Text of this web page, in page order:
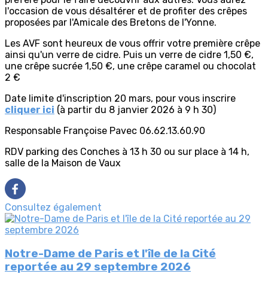
l'occasion de vous désaltérer et de profiter des crêpes
proposées par l'Amicale des Bretons de l'Yonne.
Les AVF sont heureux de vous offrir votre première crêpe
ainsi qu'un verre de cidre. Puis un verre de cidre 1,50 €,
une crêpe sucrée 1,50 €, une crêpe caramel ou chocolat
2 €
Date limite d'inscription 20 mars, pour vous inscrire
cliquer ici (à partir du 8 janvier 2026 à 9 h 30)
Responsable Françoise Pavec 06.62.13.60.90
RDV parking des Conches à 13 h 30 ou sur place à 14 h,
salle de la Maison de Vaux
Consultez également
Notre-Dame de Paris et l'île de la Cité
reportée au 29 septembre 2026